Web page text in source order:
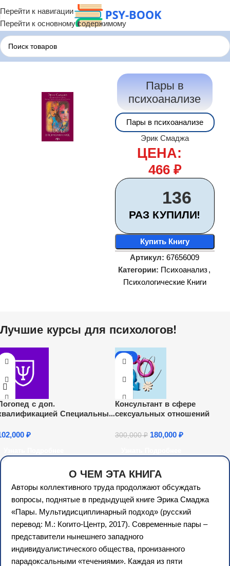
Перейти к навигации
Перейти к основному содержимому
Главная Психологические Книги Психоанализ
Пары в
психоанализе
Пары в психоанализе
Эрик Смаджа
ЦЕНА:
466 ₽
136
РАЗ КУПИЛИ!
Купить Книгу
Артикул:67656009
Категории: Психоанализ,
Психологические Книги
Лучшие курсы для психологов!
с доп.
Специальный
₽
-40%
Консультант в сфере
сексуальных отношений
300,000₽ 180,000 ₽
О ЧЕМ ЭТА КНИГА
Авторы коллективного труда продолжают обсуждать
вопросы, поднятые в предыдущей книге Эрика Смаджа
«Пары. Мультидисциплинарный подход» (русский
перевод: М.: Когито-Центр, 2017). Современные пары –
представители нынешнего западного
индивидуалистического общества, пронизанного
парадоксальными «течениями». Каждая из пяти